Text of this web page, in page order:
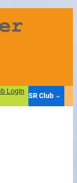
Login
SR Club